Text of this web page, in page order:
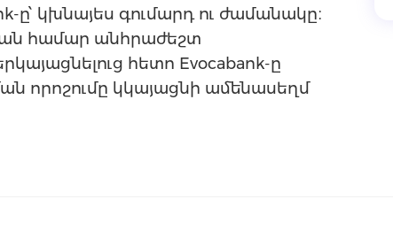
ը՝ կխնայես գումարդ ու ժամանակը։
համար անհրաժեշտ
հետո Evocabank-ը
որոշումը կկայացնի ամենասեղմ